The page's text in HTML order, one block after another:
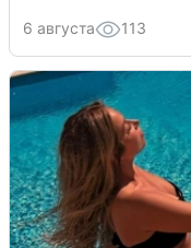
6 августа 113